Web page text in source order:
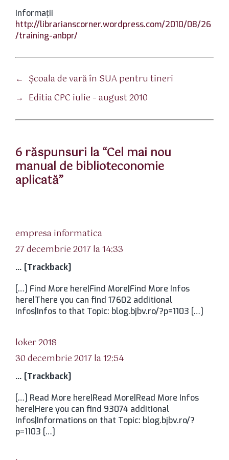
Informaţii
http://librarianscorner.wordpress.com/2010/08/26
/training-anbpr/
← Şcoala de vară în SUA pentru tineri
→ Editia CPC iulie – august 2010
6 răspunsuri la “Cel mai nou
manual de biblioteconomie
aplicată”
empresa informatica
27 decembrie 2017 la 14:33
… [Trackback]
[…] Find More here|Find More|Find More Infos
here|There you can find 17602 additional
Infos|Infos to that Topic: blog.bjbv.ro/?p=1103 […]
loker 2018
30 decembrie 2017 la 12:54
… [Trackback]
[…] Read More here|Read More|Read More Infos
here|Here you can find 93074 additional
Infos|Informations on that Topic: blog.bjbv.ro/?
p=1103 […]